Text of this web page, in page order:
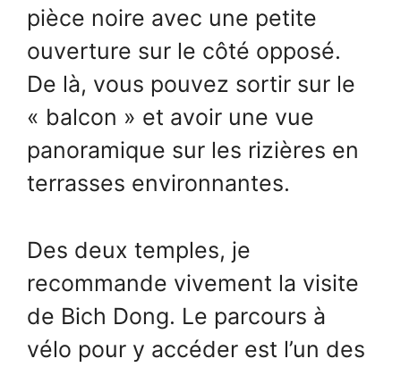
pièce noire avec une petite
ouverture sur le côté opposé.
De là, vous pouvez sortir sur le
« balcon » et avoir une vue
panoramique sur les rizières en
terrasses environnantes.
Des deux temples, je
recommande vivement la visite
de Bich Dong. Le parcours à
vélo pour y accéder est l’un des